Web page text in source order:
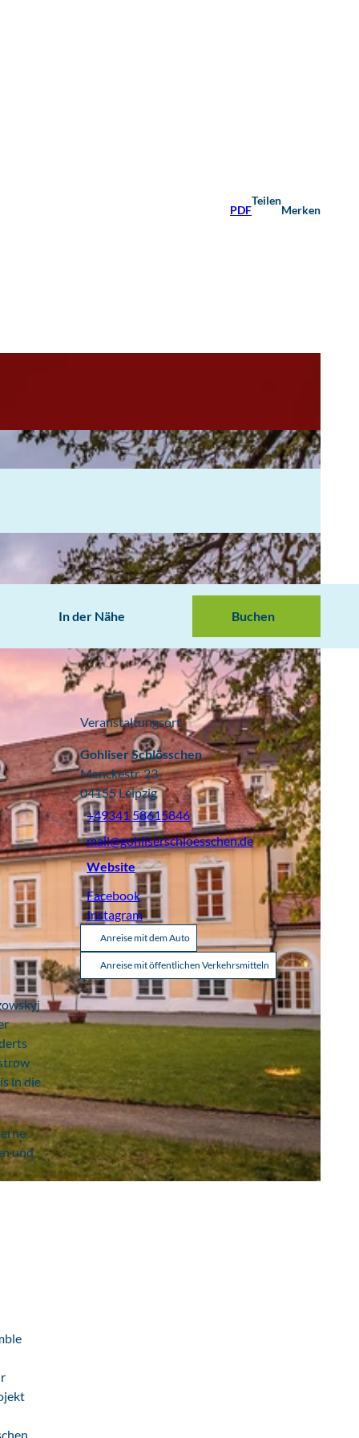
PDF
Teilen
Merken
In der Nähe Buchen
in die
und
Veranstaltungsort
Gohliser Schlösschen
Menckestr. 23
04155Leipzig
+49341 58615846
mail@gohliserschloesschen.de
Website
Facebook
Instagram
Anreise mit dem Auto
Anreise mit öffentlichen Verkehrsmitteln